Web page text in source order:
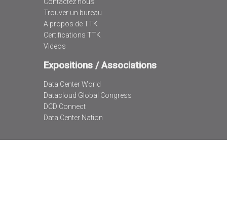
Trouver un bureau
A propos de TTK
Certifications TTK
Videos
Expositions / Associations
Data Center World
Datacloud Global Congress
DCD Connect
Data Center Nation